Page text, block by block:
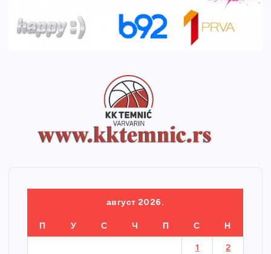
август 2026.
П У С Ч П С Н
1 2